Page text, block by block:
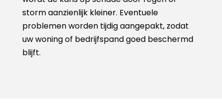
storm aanzienlijk kleiner. Eventuele
problemen worden tijdig aangepakt, zodat
uw woning of bedrijfspand goed beschermd
blijft.